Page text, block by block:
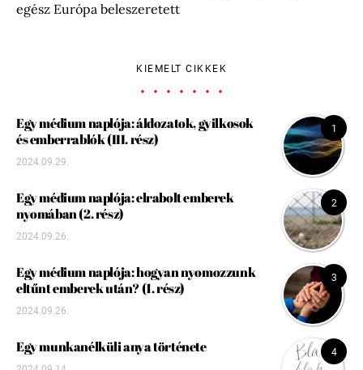
egész Európa beleszeretett
KIEMELT CIKKEK
1
Egy médium naplója: áldozatok, gyilkosok
és emberrablók (III. rész)
2024.09.29.
2
Egy médium naplója: elrabolt emberek
nyomában (2. rész)
2024.09.26.
3
Egy médium naplója: hogyan nyomozzunk
eltűnt emberek után? (1. rész)
2024.09.26.
4
Egy munkanélküli anya története